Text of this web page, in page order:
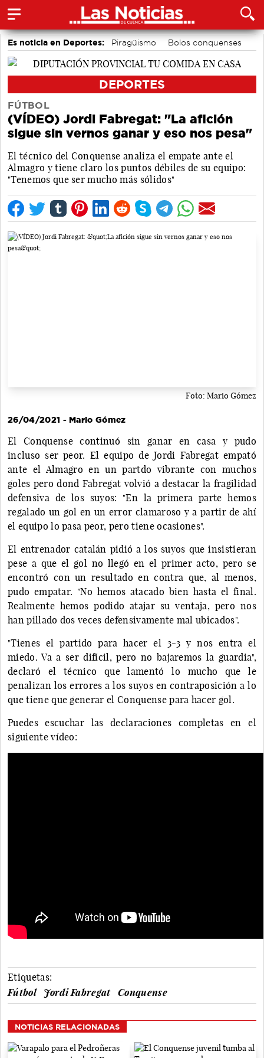
Es noticia en Deportes: Piragüismo
Bolos conquenses
Bádminton
Fútbol
DEPORTES
FÚTBOL
(VÍDEO) Jordi Fabregat: "La afición
sigue sin vernos ganar y eso nos pesa"
El técnico del Conquense analiza el empate ante el
Almagro y tiene claro los puntos débiles de su equipo:
"Tenemos que ser mucho más sólidos"
Foto: Mario Gómez
26/04/2021 - Mario Gómez
El Conquense continuó sin ganar en casa y pudo
incluso ser peor. El equipo de Jordi Fabregat empató
ante el Almagro en un partdo vibrante con muchos
goles pero dond Fabregat volvió a destacar la fragilidad
defensiva de los suyos: "En la primera parte hemos
regalado un gol en un error clamaroso y a partir de ahí
el equipo lo pasa peor, pero tiene ocasiones".
El entrenador catalán pidió a los suyos que insistieran
pese a que el gol no llegó en el primer acto, pero se
encontró con un resultado en contra que, al menos,
pudo empatar. "No hemos atacado bien hasta el final.
Realmente hemos podido atajar su ventaja, pero nos
han pillado dos veces defensivamente mal ubicados".
"Tienes el partido para hacer el 3-3 y nos entra el
miedo. Va a ser difícil, pero no bajaremos la guardia",
declaró el técnico que lamentó lo mucho que le
penalizan los errores a los suyos en contraposición a lo
que tiene que generar el Conquense para hacer gol.
Puedes escuchar las declaraciones completas en el
siguiente vídeo:
Etiquetas:
Fútbol
Jordi Fabregat Conquense
NOTICIAS RELACIONADAS